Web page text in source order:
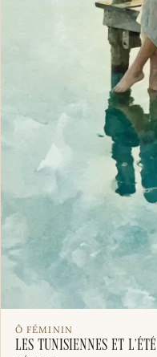
Ô FÉMININ
Les Tunisiennes et